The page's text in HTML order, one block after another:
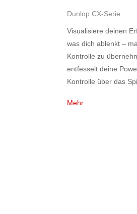
Dunlop CX-Serie
Visualisiere deinen
was dich ablenkt –
Kontrolle zu
entfesselt deine
Kontrolle über das
Mehr